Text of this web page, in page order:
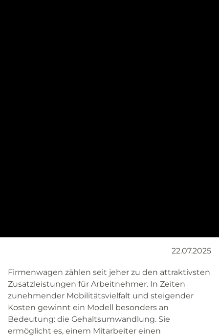
22.07.2025
Firmenwagen zählen seit jeher zu den attraktivsten
Zusatzleistungen für Arbeitnehmer. In Zeiten
zunehmender Mobilitätsvielfalt und steigender
Kosten gewinnt ein Modell besonders an
Bedeutung: die Gehaltsumwandlung. Sie
ermöglicht es, einem Mitarbeiter einen